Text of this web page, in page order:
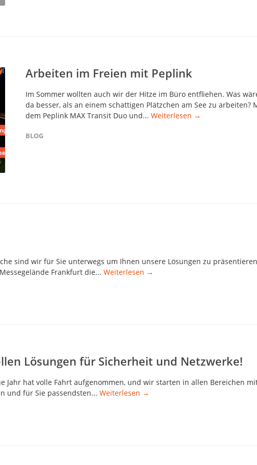
Arbeiten im Freien mit Peplink
Im Sommer wollten auch wir der Hitze im Büro entfliehen. Was
da besser, als an einem schattigen Plätzchen am See zu arbeiten?
dem Peplink MAX Transit Duo und... Weiterlesen →
BLOG
sind wir für Sie unterwegs um Ihnen unsere Lösungen zu
Frankfurt die... Weiterlesen →
Lösungen für Sicherheit und Netzwerke!
Jahr hat volle Fahrt aufgenommen, und wir starten in allen Bereichen
und für Sie passendsten... Weiterlesen →